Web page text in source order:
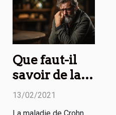
Que faut-il
savoir de la
maladie de
13/02/2021
La maladie de Crohn